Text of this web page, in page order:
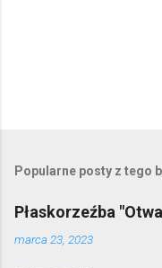
e
i
j
Popularne posty z tego
Płaskorzeźba
marca 23, 2023